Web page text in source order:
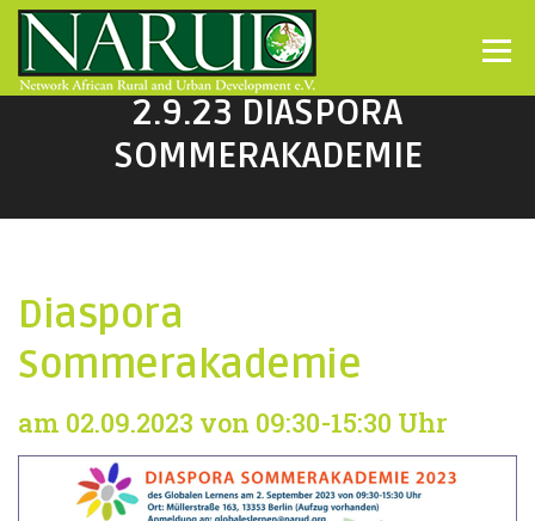
Direkt zum Inhalt
Menü
2.9.23 DIASPORA
SOMMERAKADEMIE
Diaspora
Sommerakademie
am 02.09.2023 von 09:30-15:30 Uhr